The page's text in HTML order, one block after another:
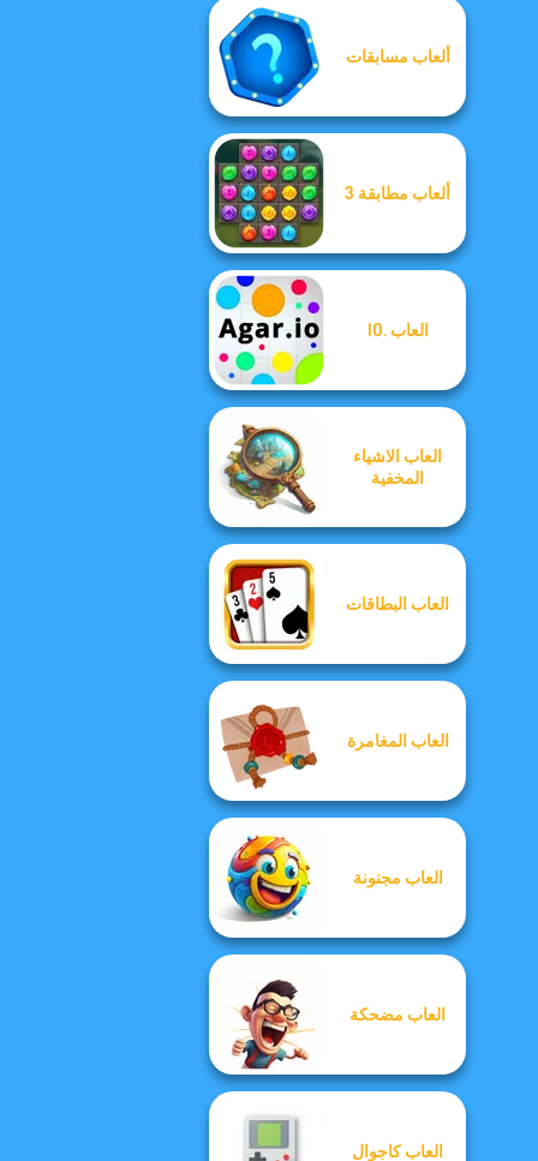
ألعاب مسابقات
ألعاب مطابقة 3
العاب .IO
العاب الاشياء
المخفية
العاب البطاقات
العاب المغامرة
العاب مجنونة
العاب مضحكة
العاب كاجوال